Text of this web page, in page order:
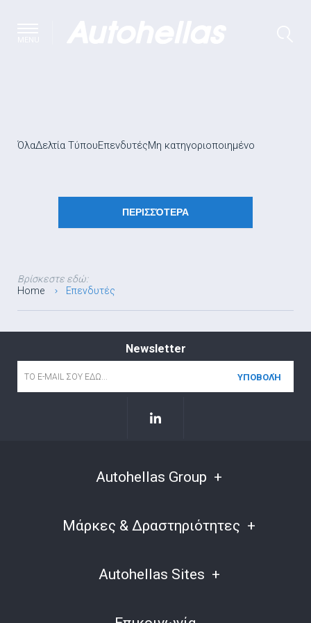
ΌλαΔελτία ΤύπουΕπενδυτέςΜη κατηγοριοποιημένο
ΠΕΡΙΣΣΌΤΕΡΑ
Βρίσκεστε εδώ:
Home
Επενδυτές
Newsletter
Autohellas Group
Μάρκες & Δραστηριότητες
Autohellas Sites